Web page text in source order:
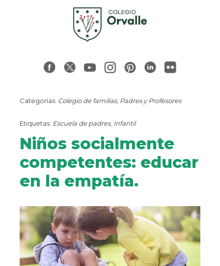
Categorías: Colegio de familias, Padres y Profesores
Etiquetas: Escuela de padres, Infantil
Niños socialmente
competentes: educar
en la empatía.